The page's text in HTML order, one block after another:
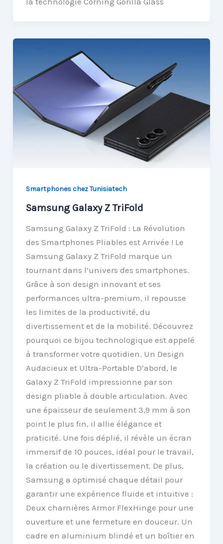
Smartphones chez Tunisiatech
Samsung Galaxy Z TriFold
Samsung Galaxy Z TriFold : La Révolution
des Smartphones Pliables est Arrivée ! Le
Samsung Galaxy Z TriFold marque un
tournant dans l’univers des smartphones.
Grâce à son design innovant et ses
performances ultra-premium, il repousse
les limites de la productivité, du
divertissement et de la mobilité. Découvrez
pourquoi ce bijou technologique est appelé
à transformer votre quotidien. Un Design
Audacieux et Ultra-Portable D’abord, le
Galaxy Z TriFold impressionne par son
design pliable à double articulation. Avec
une épaisseur de seulement 3,9 mm à son
point le plus fin, il allie élégance et
praticité. Une fois déplié, il révèle un écran
immersif de 10 pouces, idéal pour le travail,
la création ou le divertissement. De plus,
Samsung a optimisé chaque détail pour
garantir une expérience fluide et intuitive :
Deux charnières Armor FlexHinge pour une
ouverture et une fermeture en douceur. Un
cadre en aluminium blindé et un boîtier en